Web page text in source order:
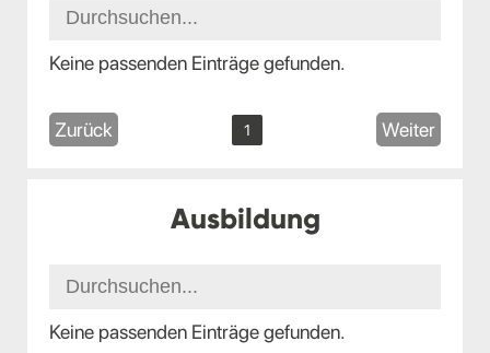
Keine passenden Einträge gefunden.
Zurück 1 Weiter
Ausbildung
Keine passenden Einträge gefunden.